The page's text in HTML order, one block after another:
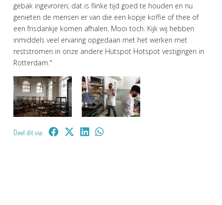
gebak ingevroren; dat is flinke tijd goed te houden en nu
genieten de mensen er van die een kopje koffie of thee of
een frisdankje komen afhalen. Mooi toch. Kijk wij hebben
inmiddels veel ervaring opgedaan met het werken met
reststromen in onze andere Hutspot Hotspot vestigingen in
Rotterdam."
Deel dit via: